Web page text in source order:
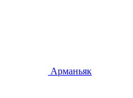
Арманьяк